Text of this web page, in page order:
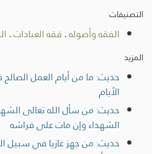
التصنيفات
الفقه وأصوله. فقه العبادات.
المزيد
حديث: ما من أيام العمل
الأيام
حديث: من سأل الله تعالى
الشهداء وإن مات على فراشه
حديث: من جهز غازيا في سبيل